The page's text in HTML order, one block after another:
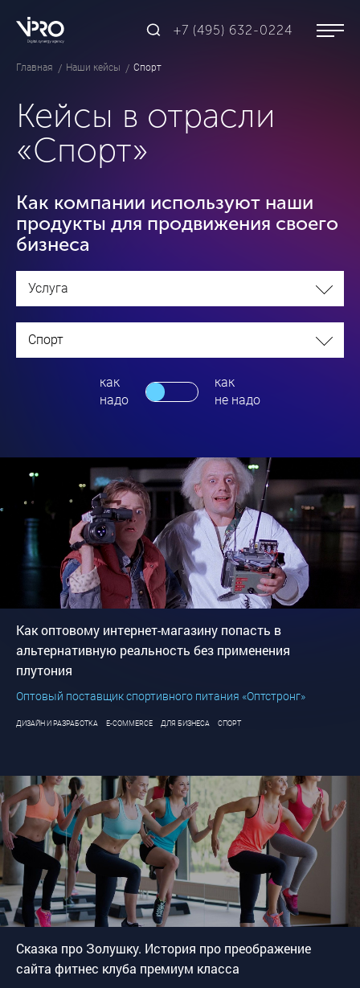
+7 (495) 632-0224
Главная Наши кейсы Спорт
Кейсы в отрасли
«Спорт»
Как компании используют наши
продукты для продвижения своего
бизнеса
Услуга
Спорт
как
надо
как
не надо
Как оптовому интернет-магазину попасть в
альтернативную реальность без применения
плутония
Оптовый поставщик спортивного питания «Оптстронг»
ДИЗАЙН И РАЗРАБОТКА E-COMMERCE ДЛЯ БИЗНЕСА СПОРТ
Сказка про Золушку. История про преображение
сайта фитнес клуба премиум класса